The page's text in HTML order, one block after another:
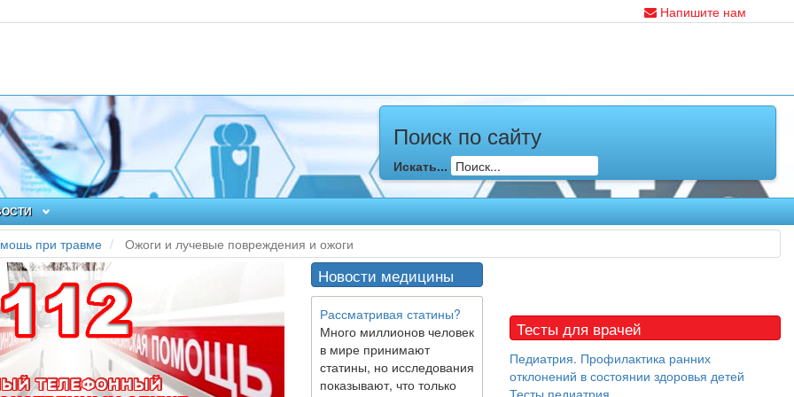
Напишите нам
Поиск по сайту
Искать...
при травме Ожоги и лучевые повреждения и ожоги
Новости медицины
Рассматривая статины?
Много миллионов человек
в мире принимают
статины, но исследования
показывают, что только
Тесты для врачей
Педиатрия. Профилактика ранних
отклонений в состоянии здоровья детей
Тесты педиатрия